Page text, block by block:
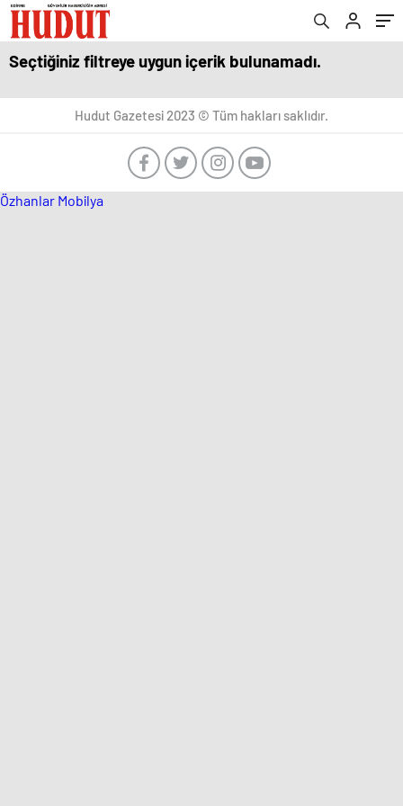
Seçtiğiniz filtreye uygun içerik bulunamadı.
Hudut Gazetesi 2023 © Tüm hakları saklıdır.
Özhanlar Mobilya